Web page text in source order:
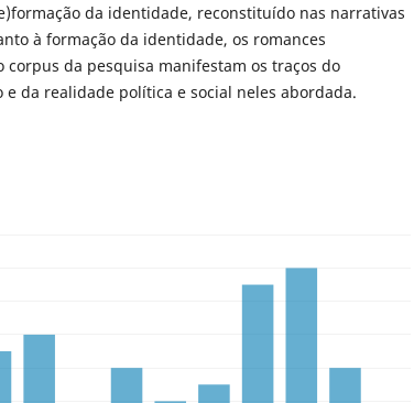
da identidade, reconstituído nas narrativas
à formação da identidade, os romances
corpus da pesquisa manifestam os traços do
e da realidade política e social neles abordada.